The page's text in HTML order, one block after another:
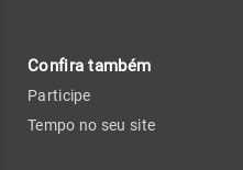
Confira também
Participe
Tempo no seu site